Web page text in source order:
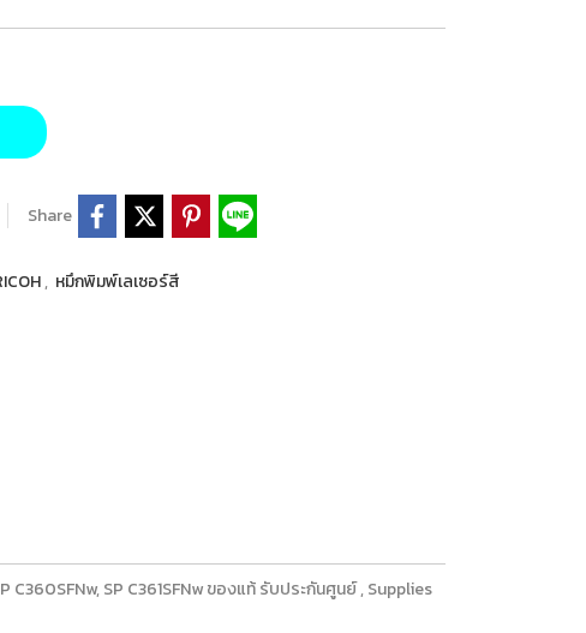
Share
, หมึกพิมพ์เลเซอร์สี
SP C361SFNw ของแท้ รับประกันศูนย์ , Supplies